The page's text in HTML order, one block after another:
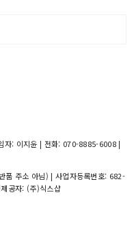
자: 이지윤 | 전화: 070-8885-6008 |
품 주소 아님) | 사업자등록번호: 682-
공자: (주)식스샵